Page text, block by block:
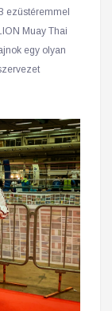
ezüstéremmel
Muay Thai
egy olyan